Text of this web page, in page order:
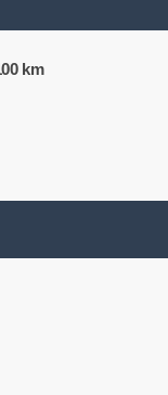
km